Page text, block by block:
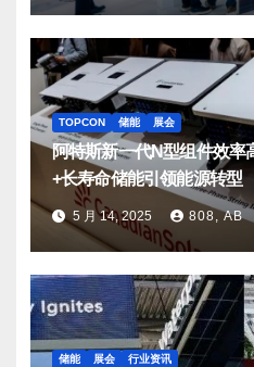
TOPCON 储能 展会
阿特斯新一代N型组件效率
+长寿命储能引领能源转型
5 月 14, 2025 808, AB
储能 展会 行业资讯